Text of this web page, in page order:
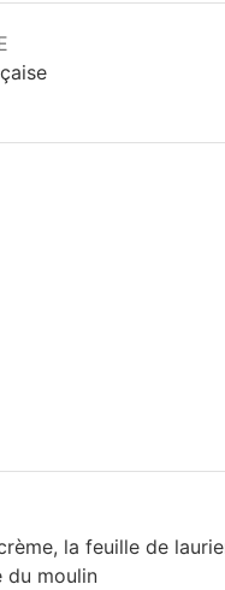
la feuille de
du moulin